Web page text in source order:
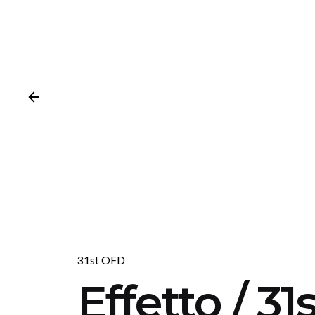
31st OFD
Effetto /